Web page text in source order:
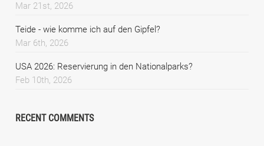
Mar 21st, 2026
Teide - wie komme ich auf den Gipfel?
Mar 6th, 2026
USA 2026: Reservierung in den Nationalparks?
Feb 10th, 2026
RECENT COMMENTS